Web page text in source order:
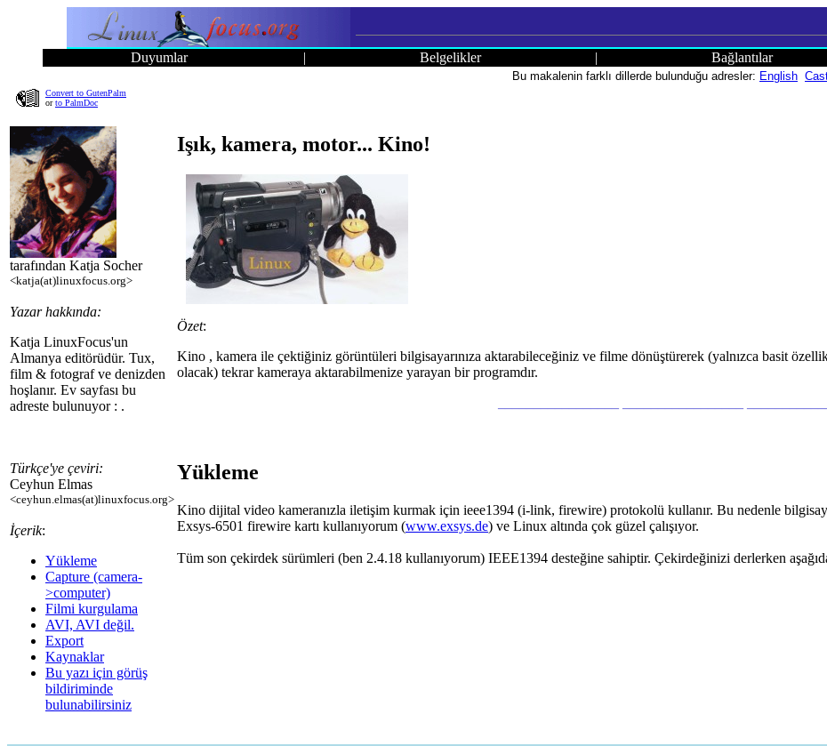
Duyumlar | Belgelikler | Bağlantılar
Bu makalenin farklı dillerde bulunduğu adresler: English
Convert to GutenPalm
orto PalmDoc
tarafından Katja Socher
<katja(at)linuxfocus.org>
Yazar hakkında:
Katja LinuxFocus'un
Almanya editörüdür. Tux,
film & fotograf ve denizden
hoşlanır. Ev sayfası bu
adreste bulunuyor : .
Türkçe'ye çeviri:
Ceyhun Elmas
<ceyhun.elmas(at)linuxfocus.org>
İçerik:
Yükleme
Capture (camera-
>computer)
Filmi kurgulama
AVI, AVI değil.
Export
Kaynaklar
Bu yazı için görüş
bildiriminde
bulunabilirsiniz
Işık, kamera, motor... Kino!
Özet:
Kino , kamera ile çektiğiniz görüntüleri bilgisayarınıza aktarabileceğiniz ve filme dönüştürerek (yalnızca basit
olacak) tekrar kameraya aktarabilmenize yarayan bir programdır.
Yükleme
Kino dijital video kameranızla iletişim kurmak için ieee1394 (i-link, firewire) protokolü kullanır. Bu nedenle
Exsys-6501 firewire kartı kullanıyorum (www.exsys.de) ve Linux altında çok güzel çalışıyor.
Tüm son çekirdek sürümleri (ben 2.4.18 kullanıyorum) IEEE1394 desteğine sahiptir. Çekirdeğinizi derlerken